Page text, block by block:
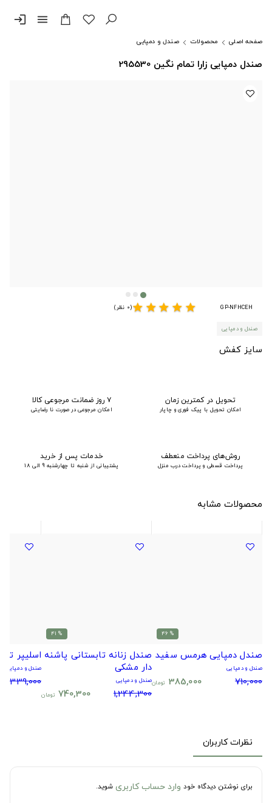
menu
login
صفحه اصلی محصولات صندل و دمپایی
صندل دمپایی زارا تمام نگین 295530
GP-NFHCEH
star
star
star
star
star(0 نظر)
صندل و دمپایی
سایز کفش
تحویل در کمترین زمان
امکان تحویل با پیک فوری و چاپار
۷ روز ضمانت مرجوعی کالا
امکان مرجوعی در صورت نا رضایتی
روش‌های پرداخت منعطف
پرداخت قسطی و پرداخت درب منزل
خدمات پس از خرید
پشتیبانی از شنبه تا چهارشنبه 9 الی 18
محصولات مشابه
% 46
صندل دمپایی هرمس سفید
صندل و دمپایی
710,000
385,000 تومان
% 41
صندل زنانه تابستانی پاشنه
دار مشکی
صندل و دمپایی
1,244,300
740,300 تومان
اسلیپر
صندل و دمپایی
1,339,000
نظرات کاربران
برای نوشتن دیدگاه خود وارد حساب کاربری شوید.